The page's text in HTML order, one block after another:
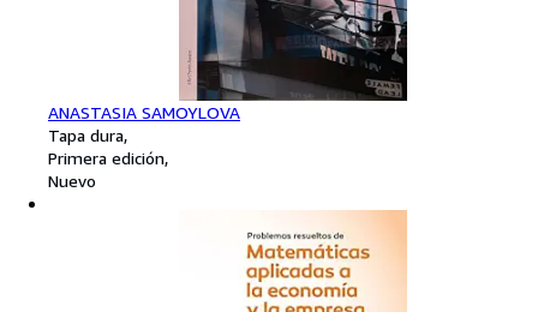
ANASTASIA SAMOYLOVA
Tapa dura
Primera edición
Nuevo